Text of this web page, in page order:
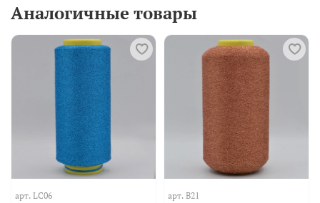
Аналогичные товары
арт. LC06 арт. B21